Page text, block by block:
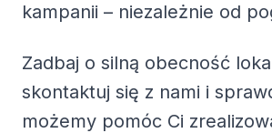
kampanii – niezależnie od
Zadbaj o silną obecność
skontaktuj się z nami i
możemy pomóc Ci